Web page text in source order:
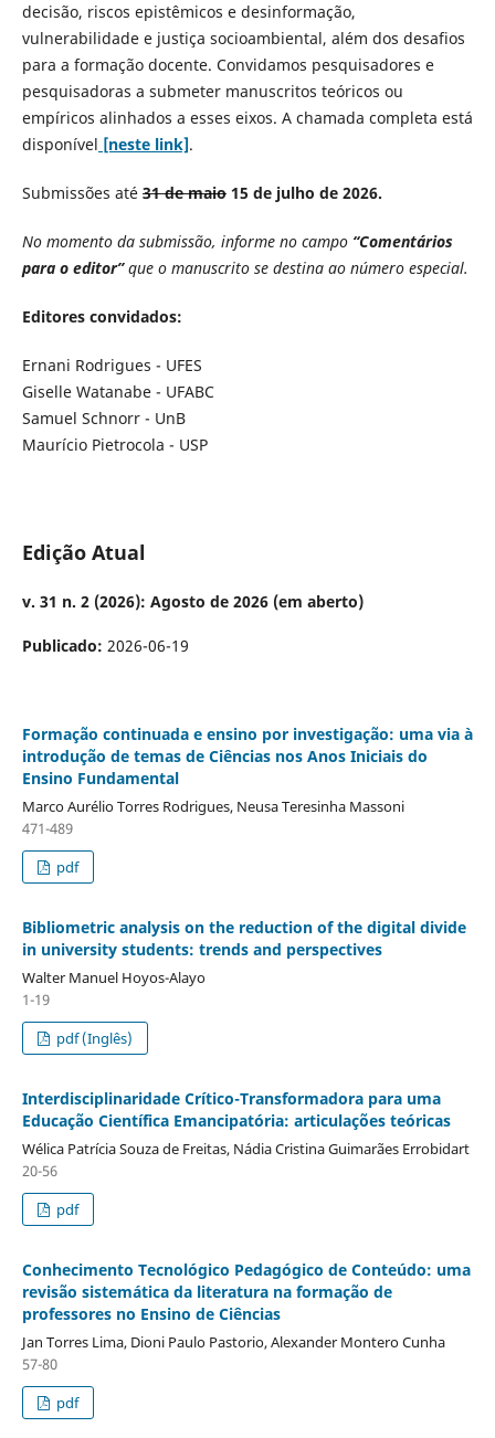
decisão, riscos epistêmicos e desinformação,
vulnerabilidade e justiça socioambiental, além dos desafios
para a formação docente. Convidamos pesquisadores e
pesquisadoras a submeter manuscritos teóricos ou
empíricos alinhados a esses eixos. A chamada completa está
disponível [neste link].
Submissões até 31 de maio15 de julho de 2026.
No momento da submissão, informe no campo “Comentários
para o editor”que o manuscrito se destina ao número especial.
Editores convidados:
Ernani Rodrigues - UFES
Giselle Watanabe - UFABC
Samuel Schnorr - UnB
Maurício Pietrocola - USP
Edição Atual
v. 31 n. 2 (2026): Agosto de 2026 (em aberto)
Publicado: 2026-06-19
Formação continuada e ensino por investigação: uma via à
introdução de temas de Ciências nos Anos Iniciais do
Ensino Fundamental
Marco Aurélio Torres Rodrigues, Neusa Teresinha Massoni
471-489
pdf
Bibliometric analysis on the reduction of the digital divide
in university students: trends and perspectives
Walter Manuel Hoyos-Alayo
1-19
pdf (Inglês)
Interdisciplinaridade Crítico-Transformadora para uma
Educação Científica Emancipatória: articulações teóricas
Wélica Patrícia Souza de Freitas, Nádia Cristina Guimarães Errobidart
20-56
pdf
Conhecimento Tecnológico Pedagógico de Conteúdo: uma
revisão sistemática da literatura na formação de
professores no Ensino de Ciências
Jan Torres Lima, Dioni Paulo Pastorio, Alexander Montero Cunha
57-80
pdf